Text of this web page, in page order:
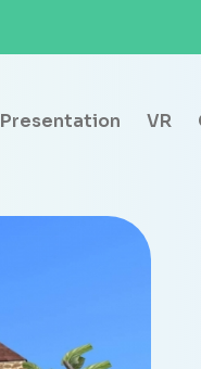
Presentation VR